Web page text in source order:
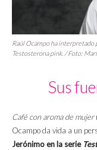
Raúl Ocampo ha interpretado
Testosterona pink. / Foto:
Sus
Café con aroma de mujer
Ocampo da vida a un
Jerónimo en la serie